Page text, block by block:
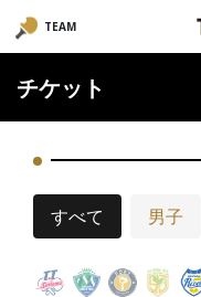
TEAM
チケット
すべて 男子